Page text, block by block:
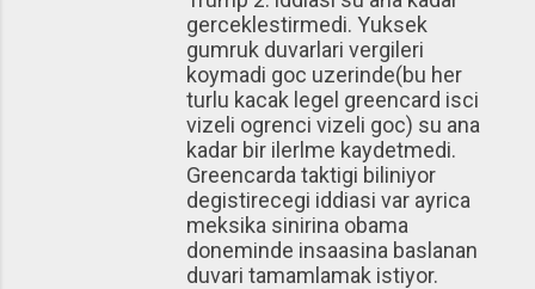
gerceklestirmedi. Yuksek
gumruk duvarlari vergileri
koymadi goc uzerinde(bu her
turlu kacak legel greencard isci
vizeli ogrenci vizeli goc) su ana
kadar bir ilerlme kaydetmedi.
Greencarda taktigi biliniyor
degistirecegi iddiasi var ayrica
meksika sinirina obama
doneminde insaasina baslanan
duvari tamamlamak istiyor.